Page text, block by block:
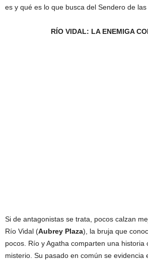
es y qué es lo que busca del Sendero de las
RÍO VIDAL: LA ENEMIGA
Si de antagonistas se trata, pocos calzan
Río Vidal (Aubrey Plaza), la bruja que
pocos. Río y Agatha comparten una historia
misterio. Su pasado en común se evidencia